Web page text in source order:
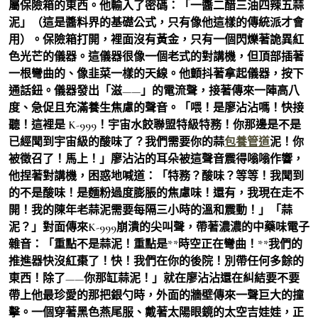
屬保險箱的東西。他輸入了密碼：「一醬二醋三油四辣五蒜
泥」（這是醬料界的基礎公式，只有像他這樣的傳統派才會
用）。保險箱打開，裡面沒有黃金，只有一個閃爍著詭異紅
色光芒的儀器。這儀器很像一個老式的對講機，但頂部插著
一根彎曲的、像韭菜一樣的天線。他顫抖著拿起儀器，按下
通話鈕。儀器發出「滋——」的電流聲，接著傳來一陣高八
度、急促且充滿養生焦慮的聲音。「喂！是廖沾沾嗎！快接
聽！這裡是 K-999！宇宙水餃聯盟特級特務！你那邊是不是
已經聞到宇宙級的酸味了？我們需要你的蒜包養管道泥！你
被徵召了！馬上！」廖沾沾的耳朵被這聲音震得嗡嗡作響，
他捏著對講機，困惑地喊道：「特務？酸味？等等！我聞到
的不是酸味！是麵粉過度膨脹的焦慮味！還有，我現在走不
開！我的陳年老蒜泥需要每隔三小時的溫和震動！」「蒜
泥？」對面傳來K-999崩潰的尖叫聲，帶著濃濃的中藥味電子
雜音：「重點不是蒜泥！重點是**時空正在彎曲！**我們的
推進器快沒紅棗了！快！我們在你的後院！別帶任何多餘的
東西！除了——你那缸蒜泥！」就在廖沾沾還在糾結要不要
帶上他最珍愛的那把銀勺時，外面的牆壁傳來一聲巨大的撞
擊。一個穿著黑色燕尾服、戴著太陽眼鏡的太空吉娃娃，正